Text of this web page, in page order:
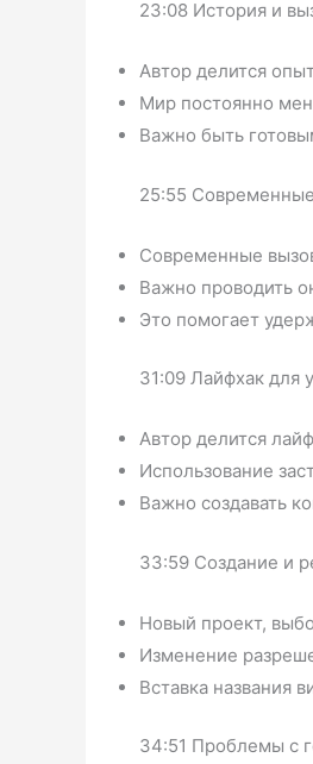
23:08 История и
Автор делится
Мир постоянно
Важно быть
25:55
Современные
Важно проводить
Это помогает
31:09 Лайфхак для
Автор делится
Использование
Важно создавать
33:59 Создание и
Новый проект,
Изменение
Вставка названия
34:51 Проблемы с